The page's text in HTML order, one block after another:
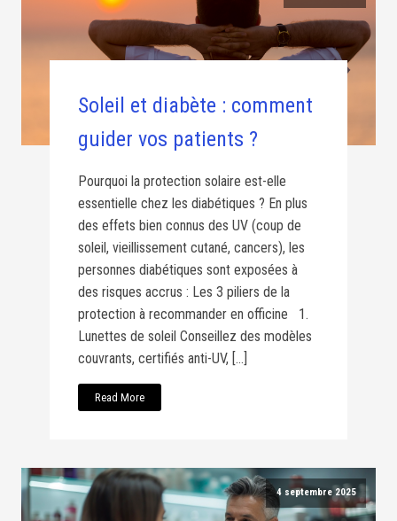
Soleil et diabète : comment
guider vos patients ?
Pourquoi la protection solaire est-elle
essentielle chez les diabétiques ? En plus
des effets bien connus des UV (coup de
soleil, vieillissement cutané, cancers), les
personnes diabétiques sont exposées à
des risques accrus : Les 3 piliers de la
protection à recommander en officine 1.
Lunettes de soleil Conseillez des modèles
couvrants, certifiés anti-UV, […]
Read More
4 septembre 2025